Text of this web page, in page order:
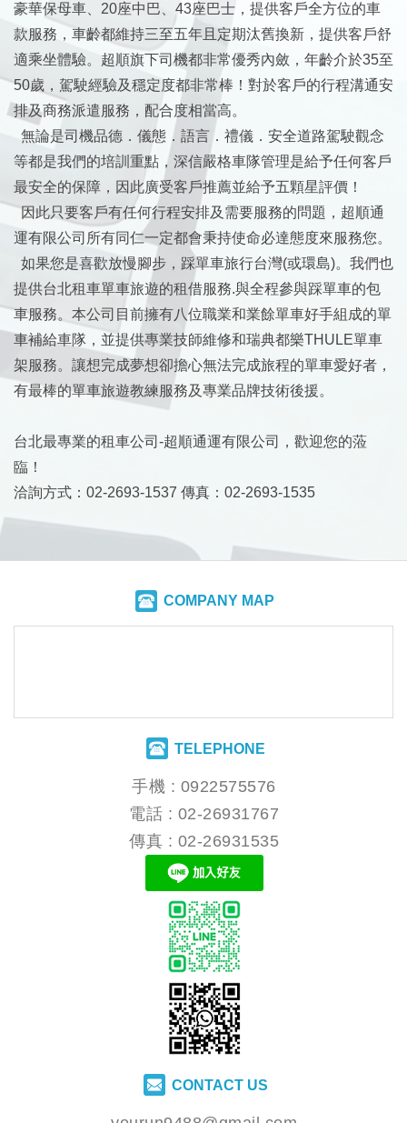
豪華保母車、20座中巴、43座巴士，提供客戶全方位的車
款服務，車齡都維持三至五年且定期汰舊換新，提供客戶舒
適乘坐體驗。超順旗下司機都非常優秀內斂，年齡介於35至
50歲，駕駛經驗及穩定度都非常棒！對於客戶的行程溝通安
排及商務派遣服務，配合度相當高。
無論是司機品德．儀態．語言．禮儀．安全道路駕駛觀念
等都是我們的培訓重點，深信嚴格車隊管理是給予任何客戶
最安全的保障，因此廣受客戶推薦並給予五顆星評價！
因此只要客戶有任何行程安排及需要服務的問題，超順通
運有限公司所有同仁一定都會秉持使命必達態度來服務您。
如果您是喜歡放慢腳步，踩單車旅行台灣(或環島)。我們也
提供台北租車單車旅遊的租借服務.與全程參與踩單車的包
車服務。本公司目前擁有八位職業和業餘單車好手組成的單
車補給車隊，並提供專業技師維修和瑞典都樂THULE單車
架服務。讓想完成夢想卻擔心無法完成旅程的單車愛好者，
有最棒的單車旅遊教練服務及專業品牌技術後援。
台北最專業的租車公司-超順通運有限公司，歡迎您的蒞
臨！
洽詢方式：02-2693-1537 傳真：02-2693-1535
COMPANY MAP
TELEPHONE
手機 : 0922575576
電話 : 02-26931767
傳真 : 02-26931535
CONTACT US